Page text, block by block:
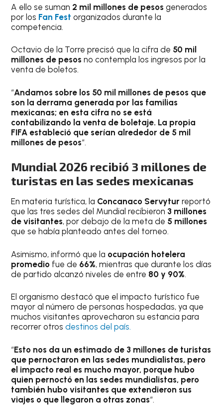
A ello se suman 2 mil millones de pesos generados
por los Fan Fest organizados durante la
competencia.
Octavio de la Torre precisó que la cifra de 50 mil
millones de pesos no contempla los ingresos por la
venta de boletos.
“Andamos sobre los 50 mil millones de pesos que
son la derrama generada por las familias
mexicanas; en esta cifra no se está
contabilizando la venta de boletaje. La propia
FIFA estableció que serían alrededor de 5 mil
millones de pesos“.
Mundial 2026 recibió 3 millones de
turistas en las sedes mexicanas
En materia turística, la Concanaco Servytur reportó
que las tres sedes del Mundial recibieron 3 millones
de visitantes, por debajo de la meta de 5 millones
que se había planteado antes del torneo.
Asimismo, informó que la ocupación hotelera
promedio fue de 66%, mientras que durante los días
de partido alcanzó niveles de entre 80 y 90%.
El organismo destacó que el impacto turístico fue
mayor al número de personas hospedadas, ya que
muchos visitantes aprovecharon su estancia para
recorrer otros destinos del país.
“Esto nos da un estimado de 3 millones de turistas
que pernoctaron en las sedes mundialistas, pero
el impacto real es mucho mayor, porque hubo
quien pernoctó en las sedes mundialistas, pero
también hubo visitantes que extendieron sus
viajes o que llegaron a otras zonas“.